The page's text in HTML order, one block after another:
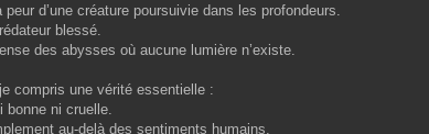
d’une créature poursuivie dans les profondeurs.
blessé.
des abysses où aucune lumière n’existe.
compris une vérité essentielle :
bonne ni cruelle.
au-delà des sentiments humains.